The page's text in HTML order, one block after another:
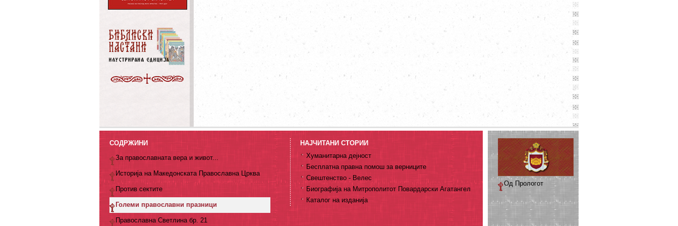
СОДРЖИНИ
За православната вера и живот...
Историја на Македонската Православна Црква
Против сектите
Големи православни празници
Православна Светлина бр. 21
НАЈЧИТАНИ СТОРИИ
Хуманитарна дејност
Бесплатна правна помош за верниците
Свештенство - Велес
Биографија на Митрополитот Повардарски Агатангел
Каталог на изданија
Од Прологот